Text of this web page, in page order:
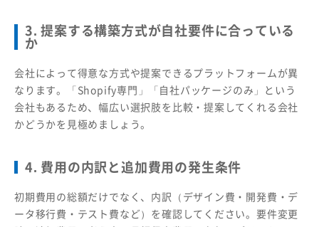
3. 提案する構築方式が自社要件に合っている
か
会社によって得意な方式や提案できるプラットフォームが異
なります。「Shopify専門」「自社パッケージのみ」という
会社もあるため、幅広い選択肢を比較・提案してくれる会社
かどうかを見極めましょう。
4. 費用の内訳と追加費用の発生条件
初期費用の総額だけでなく、内訳（デザイン費・開発費・デ
ータ移行費・テスト費など）を確認してください。要件変更